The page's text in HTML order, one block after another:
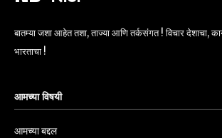
बातम्या जशा आहेत तशा, ताज्या आणि तर्कसंगत ! विचार देशाचा,
भारताचा !
आमच्या विषयी
आमच्या बद्दल